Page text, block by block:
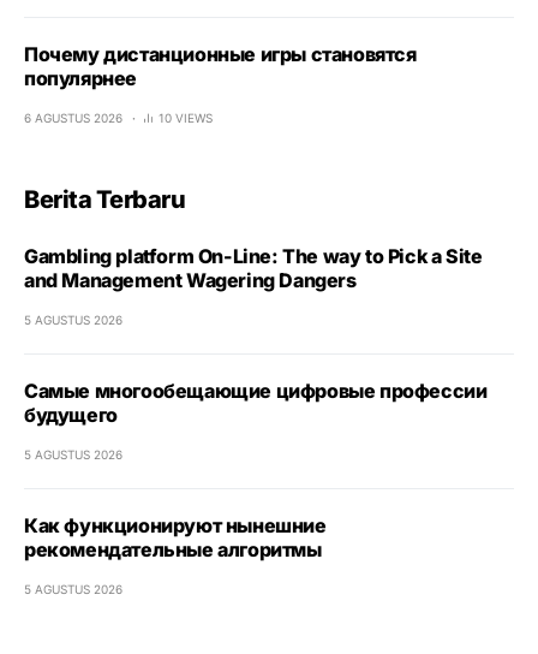
Почему дистанционные игры становятся
популярнее
6 AGUSTUS 2026 10 VIEWS
Berita Terbaru
Gambling platform On-Line: The way to Pick a Site
and Management Wagering Dangers
5 AGUSTUS 2026
Самые многообещающие цифровые профессии
будущего
5 AGUSTUS 2026
Как функционируют нынешние
рекомендательные алгоритмы
5 AGUSTUS 2026